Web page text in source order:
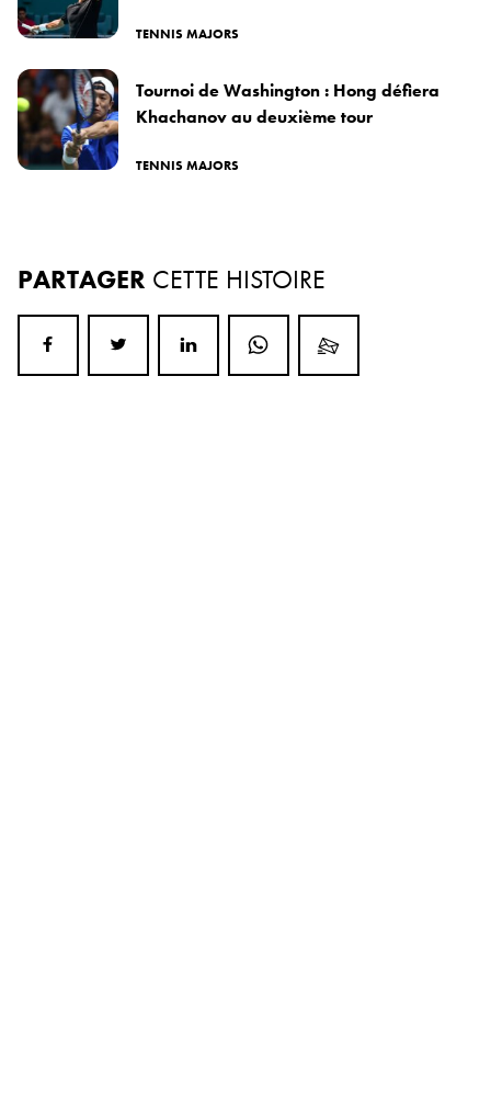
TENNIS MAJORS
Tournoi de Washington : Hong défiera
Khachanov au deuxième tour
TENNIS MAJORS
PARTAGER CETTE HISTOIRE